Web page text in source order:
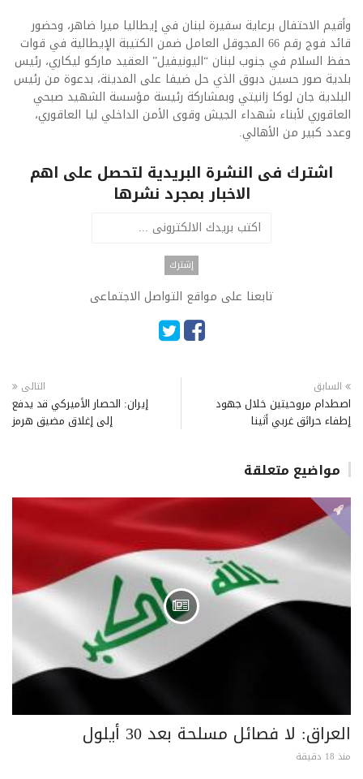
وأقيم الاحتفال برعاية سفيرة لبنان في إيطاليا ميرا ضاهر، وحضور
قائد فوج رقم 66 المجوقل العامل ضمن الكتيبة الإيطالية في قوات
حفظ السلام في جنوب لبنان “اليونيفيل” العقيد ماركو ليكاري، رئيس
بلدية صور حسين دبوق الذي حل ضيفا على المدينة، بدعوة من رئيس
البلدية جان لوكا زانيتي وبمشاركة رئيسة مؤسسة الشهيد صبحي
العاقوري لأبناء شهداء الجيش وقوى الأمن الداخلي ليا العاقوري،
وعدد كبير من الأهالي.​
اشترك فى النشرة البريدية لتحصل على اهم
الاخبار بمجرد نشرها
تابعنا على مواقع التواصل الاجتماعى
السابق
اصطدام مروحيتين خلال جهود
إطفاء حرائق غربي أثينا
التالى
إيران: الحصار الأميركي قد يدفع
إلى إغلاق مضيق هرمز
مواضيع متعلقة
العراق: لا فصائل مسلحة بعد 30 أيلول
منذ 18 دقيقة